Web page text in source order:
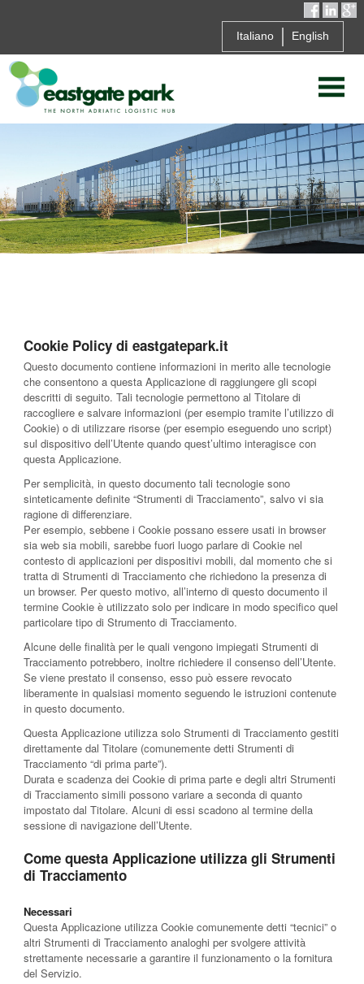
Italiano English
Cookie Policy di eastgatepark.it
Questo documento contiene informazioni in merito alle tecnologie
che consentono a questa Applicazione di raggiungere gli scopi
descritti di seguito. Tali tecnologie permettono al Titolare di
raccogliere e salvare informazioni (per esempio tramite l’utilizzo di
Cookie) o di utilizzare risorse (per esempio eseguendo uno script)
sul dispositivo dell’Utente quando quest’ultimo interagisce con
questa Applicazione.
Per semplicità, in questo documento tali tecnologie sono
sinteticamente definite “Strumenti di Tracciamento”, salvo vi sia
ragione di differenziare.
Per esempio, sebbene i Cookie possano essere usati in browser
sia web sia mobili, sarebbe fuori luogo parlare di Cookie nel
contesto di applicazioni per dispositivi mobili, dal momento che si
tratta di Strumenti di Tracciamento che richiedono la presenza di
un browser. Per questo motivo, all’interno di questo documento il
termine Cookie è utilizzato solo per indicare in modo specifico quel
particolare tipo di Strumento di Tracciamento.
Alcune delle finalità per le quali vengono impiegati Strumenti di
Tracciamento potrebbero, inoltre richiedere il consenso dell’Utente.
Se viene prestato il consenso, esso può essere revocato
liberamente in qualsiasi momento seguendo le istruzioni contenute
in questo documento.
Questa Applicazione utilizza solo Strumenti di Tracciamento gestiti
direttamente dal Titolare (comunemente detti Strumenti di
Tracciamento “di prima parte”).
Durata e scadenza dei Cookie di prima parte e degli altri Strumenti
di Tracciamento simili possono variare a seconda di quanto
impostato dal Titolare. Alcuni di essi scadono al termine della
sessione di navigazione dell’Utente.
Come questa Applicazione utilizza gli Strumenti
di Tracciamento
Necessari
Questa Applicazione utilizza Cookie comunemente detti “tecnici” o
altri Strumenti di Tracciamento analoghi per svolgere attività
strettamente necessarie a garantire il funzionamento o la fornitura
del Servizio.